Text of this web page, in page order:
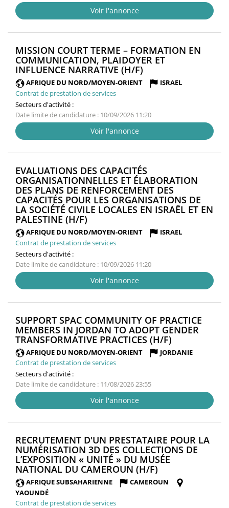
Voir l'annonce
MISSION COURT TERME – FORMATION EN
COMMUNICATION, PLAIDOYER ET
INFLUENCE NARRATIVE (H/F)
FENÊTRE)
AFRIQUE DU NORD/MOYEN-ORIENT
ISRAEL
Contrat de prestation de services
Secteurs d'activité :
Date limite de candidature : 10/09/2026 11:20
Voir l'annonce
EVALUATIONS DES CAPACITÉS
ORGANISATIONNELLES ET ÉLABORATION
DES PLANS DE RENFORCEMENT DES
CAPACITÉS POUR LES ORGANISATIONS DE
LA SOCIÉTÉ CIVILE LOCALES EN ISRAËL ET EN
PALESTINE (H/F)
FENÊTRE)
AFRIQUE DU NORD/MOYEN-ORIENT
ISRAEL
Contrat de prestation de services
Secteurs d'activité :
Date limite de candidature : 10/09/2026 11:20
Voir l'annonce
SUPPORT SPAC COMMUNITY OF PRACTICE
MEMBERS IN JORDAN TO ADOPT GENDER
TRANSFORMATIVE PRACTICES (H/F)
FENÊTRE)
AFRIQUE DU NORD/MOYEN-ORIENT
JORDANIE
Contrat de prestation de services
Secteurs d'activité :
Date limite de candidature : 11/08/2026 23:55
Voir l'annonce
RECRUTEMENT D'UN PRESTATAIRE POUR LA
NUMÉRISATION 3D DES COLLECTIONS DE
L’EXPOSITION « UNITÉ » DU MUSÉE
NATIONAL DU CAMEROUN (H/F)
FENÊTRE)
AFRIQUE SUBSAHARIENNE
CAMEROUN
YAOUNDÉ
Contrat de prestation de services